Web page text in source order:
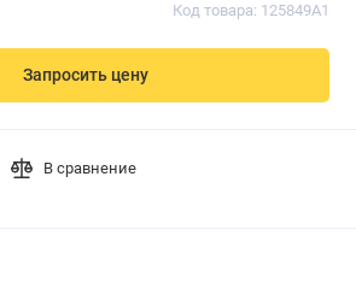
Код товара: 125849A1
Запросить цену
В сравнение